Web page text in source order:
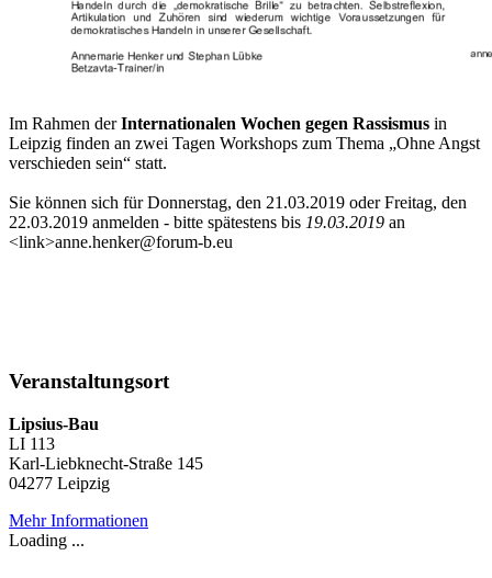
Im Rahmen derInternationalen Wochen gegen Rassismus in
Leipzig finden an zwei Tagen Workshops zum Thema „Ohne Angst
verschieden sein“ statt.
Sie können sich für Donnerstag, den 21.03.2019 oder Freitag, den
22.03.2019 anmelden - bitte spätestens bis 19.03.2019 an
<link>anne.henker@forum-b.eu
Veranstaltungsort
Lipsius-Bau
LI 113
Karl-Liebknecht-Straße 145
04277 Leipzig
Mehr Informationen
Loading ...